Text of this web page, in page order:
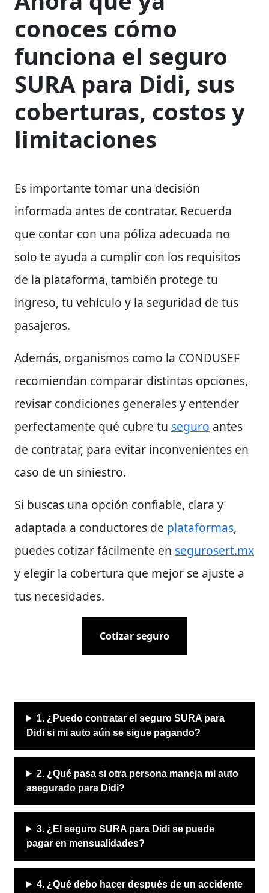
conoces cómo
funciona el seguro
SURA para Didi, sus
coberturas, costos y
limitaciones
Es importante tomar una decisión
informada antes de contratar. Recuerda
que contar con una póliza adecuada no
solo te ayuda a cumplir con los requisitos
de la plataforma, también protege tu
ingreso, tu vehículo y la seguridad de tus
pasajeros.
Además, organismos como la CONDUSEF
recomiendan comparar distintas opciones,
revisar condiciones generales y entender
perfectamente qué cubre tu seguro antes
de contratar, para evitar inconvenientes en
caso de un siniestro.
Si buscas una opción confiable, clara y
adaptada a conductores de plataformas,
puedes cotizar fácilmente en segurosert.mx
y elegir la cobertura que mejor se ajuste a
tus necesidades.
Cotizar seguro
1. ¿Puedo contratar el seguro SURA para
Didi si mi auto aún se sigue pagando?
2. ¿Qué pasa si otra persona maneja mi auto
asegurado para Didi?
3. ¿El seguro SURA para Didi se puede
pagar en mensualidades?
4. ¿Qué debo hacer después de un accidente